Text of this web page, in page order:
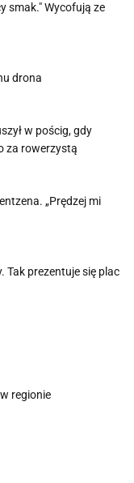
smak." Wycofują ze
drona
w pościg, gdy
za rowerzystą
„Prędzej mi
Tak prezentuje się plac
regionie